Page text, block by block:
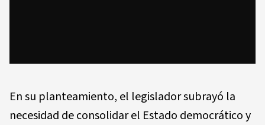
En su planteamiento, el legislador subrayó la
necesidad de consolidar el Estado democrático y